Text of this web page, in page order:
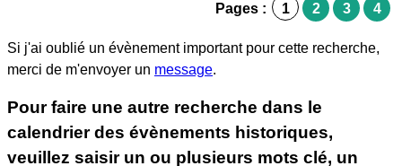
Pages : 1 2 3 4
Si j'ai oublié un évènement important pour cette recherche,
merci de m'envoyer un message.
Pour faire une autre recherche dans le
calendrier des évènements historiques,
veuillez saisir un ou plusieurs mots clé, un